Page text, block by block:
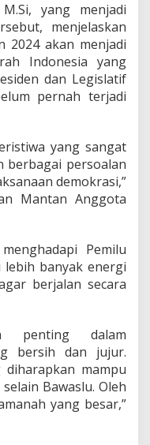
yang menjadi
menjelaskan
2024 akan menjadi
Indonesia yang
dan Legislatif
pernah terjadi
yang sangat
berbagai persoalan
demokrasi,”
Mantan Anggota
Pemilu
lebih banyak energi
berjalan secara
penting dalam
bersih dan jujur.
mampu
Bawaslu. Oleh
yang besar,”